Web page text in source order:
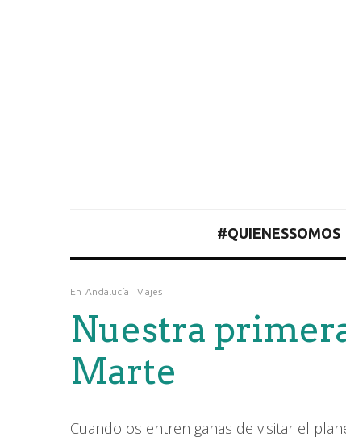
#QUIENESSOMOS
En Andalucía Viajes
Nuestra
Marte
Cuando os entren ganas de visitar el